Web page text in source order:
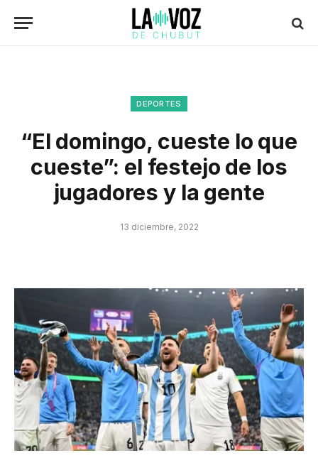
DEPORTES
“El domingo, cueste lo que
cueste”: el festejo de los
jugadores y la gente
13 diciembre, 2022